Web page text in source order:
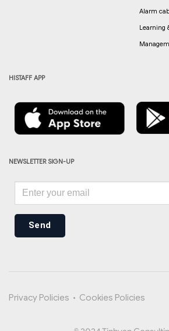
Alarm
Learning
HISTAFF APP
NEWSLETTER SIGN-UP
Send
Privacy Policies • Cookies Policies